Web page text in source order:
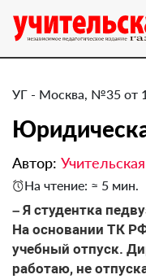
УГ - Москва, №35 от
Автор:
На чтение: ≈ 5 мин.
– Я студентка
На основании ТК
учебный отпуск.
работаю, не